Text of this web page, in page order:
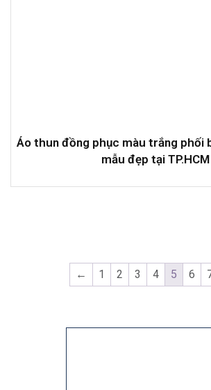
Áo thun đồng phục màu trắng phối
mẫu đẹp tại TP.HCM
← 1 2 3 4 5 6